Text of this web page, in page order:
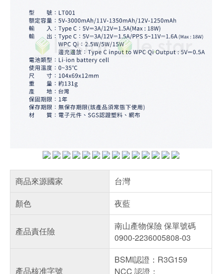
商品來源國家
台灣
顏色
夜藍
產品責任險
南山產物保險 保單號碼
0900-2236005808-03
產品核准字號
BSMI認證：R3G159
NCC 認證：